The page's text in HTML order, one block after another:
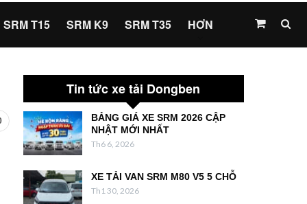
SRM T15 SRM K9 SRM T35 HƠN
Tin tức xe tải Dongben
BẢNG GIÁ XE SRM 2026 CẬP
NHẬT MỚI NHẤT
Th6 6, 2026
XE TẢI VAN SRM M80 V5 5 CHỖ
Th1 30, 2026